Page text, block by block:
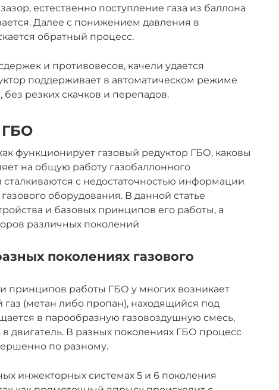
естественно поступление газа из баллона
Далее с понижением давления в
обратный процесс.
и противовесов, качели удается
поддерживает в автоматическом режиме
резких скачков и перепадов.
ГБО
функционирует газовый редуктор ГБО, каковы
на общую работу газобаллонного
с недостаточностью информации
оборудования. В данной статье
и базовых принципов его работы, а
различных поколений
поколениях газового
принципов работы ГБО у многих возникает
(метан либо пропан), находящийся под
в парообразную газовоздушную смесь,
двигатель. В разных поколениях ГБО процесс
по разному.
инжекторных системах 5 и 6 поколения